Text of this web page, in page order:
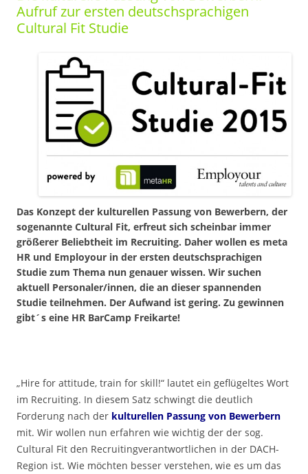
Aufruf zur ersten deutschsprachigen
Cultural Fit Studie
Das Konzept der kulturellen Passung von Bewerbern, der
sogenannte Cultural Fit, erfreut sich scheinbar immer
größerer Beliebtheit im Recruiting. Daher wollen es meta
HR und Employour in der ersten deutschsprachigen
Studie zum Thema nun genauer wissen. Wir suchen
aktuell Personaler/innen, die an dieser spannenden
Studie teilnehmen. Der Aufwand ist gering. Zu gewinnen
gibt´s eine HR BarCamp Freikarte!
„Hire for attitude, train for skill!“ lautet ein geflügeltes Wort
im Recruiting. In diesem Satz schwingt die deutlich
Forderung nach der kulturellen Passung von Bewerbern
mit. Wir wollen nun erfahren wie wichtig der der sog.
Cultural Fit den Recruitingverantwortlichen in der DACH-
Region ist. Wie möchten besser verstehen, wie es um das